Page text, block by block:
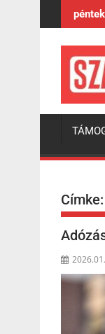
to
Címke: